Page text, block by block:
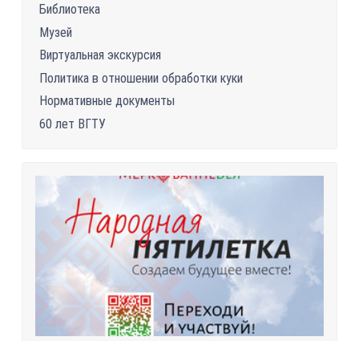
Библиотека
Музей
Виртуальная экскурсия
Политика в отношении обработки куки
Нормативные документы
60 лет ВГТУ